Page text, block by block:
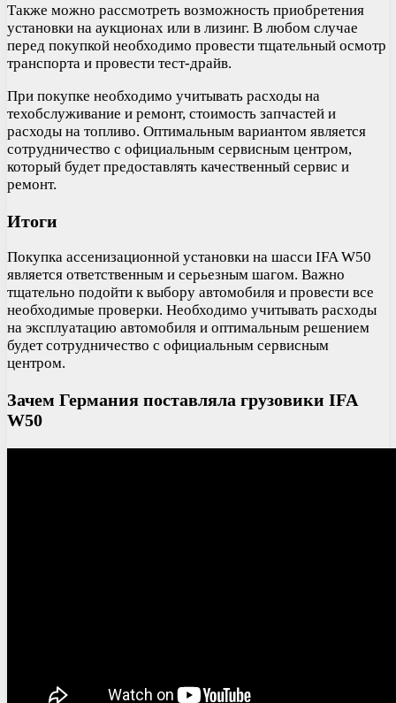
Также можно рассмотреть возможность приобретения
установки на аукционах или в лизинг. В любом случае
перед покупкой необходимо провести тщательный осмотр
транспорта и провести тест-драйв.
При покупке необходимо учитывать расходы на
техобслуживание и ремонт, стоимость запчастей и
расходы на топливо. Оптимальным вариантом является
сотрудничество с официальным сервисным центром,
который будет предоставлять качественный сервис и
ремонт.
Итоги
Покупка ассенизационной установки на шасси IFA W50
является ответственным и серьезным шагом. Важно
тщательно подойти к выбору автомобиля и провести все
необходимые проверки. Необходимо учитывать расходы
на эксплуатацию автомобиля и оптимальным решением
будет сотрудничество с официальным сервисным
центром.
Зачем Германия поставляла грузовики IFA
W50